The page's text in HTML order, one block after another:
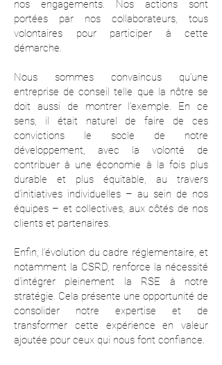
nos engagements. Nos actions sont
portées par nos collaborateurs, tous
volontaires pour participer à cette
démarche.
Nous sommes convaincus qu’une
entreprise de conseil telle que la nôtre se
doit aussi de montrer l’exemple. En ce
sens, il était naturel de faire de ces
convictions le socle de notre
développement, avec la volonté de
contribuer à une économie à la fois plus
durable et plus équitable, au travers
d’initiatives individuelles – au sein de nos
équipes – et collectives, aux côtés de nos
clients et partenaires.
Enfin, l’évolution du cadre réglementaire, et
notamment la CSRD, renforce la nécessité
d’intégrer pleinement la RSE à notre
stratégie. Cela présente une opportunité de
consolider notre expertise et de
transformer cette expérience en valeur
ajoutée pour ceux qui nous font confiance.